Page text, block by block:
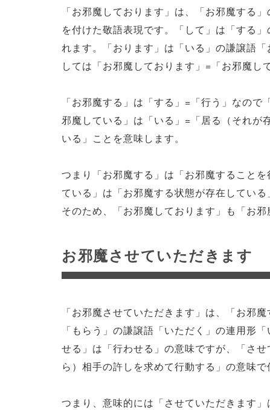
「お邪魔しております」は、「お邪魔する
を付けた敬語表現です。「して」は「する
れます。「おります」は「いる」の謙譲語
しては「お邪魔しております」=「お邪魔し
「お邪魔する」は「する」=「行う」なの
邪魔している」は「いる」=「居る（それが
いる」ことを意味します。
つまり「お邪魔する」は「お邪魔すること
ている」は「お邪魔する状態が存在してい
そのため、「お邪魔しております」も「お
お邪魔させていただきます
「お邪魔させていただきます」は、「お邪
「もらう」の謙譲語「いただく」の連用形
せる」は「行わせる」の意味ですが、「さ
ら）相手の許しを求めて行動する」の意味で
つまり、意味的には「させていただきます